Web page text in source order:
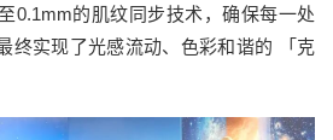
0.1mm的肌纹同步技术，确保每一处
终实现了光感流动、色彩和谐的 「克